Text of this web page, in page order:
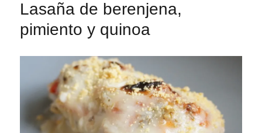
Lasaña de berenjena,
pimiento y quinoa